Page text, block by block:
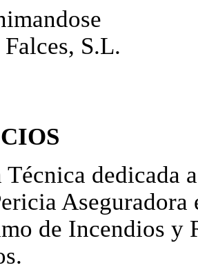
S.L.
dedicada
Aseguradora
de Incendios y